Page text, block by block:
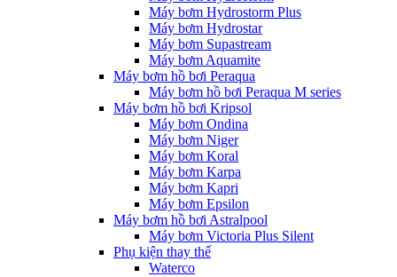
Máy bơm Hydrostorm Plus
Máy bơm Hydrostar
Máy bơm Supastream
Máy bơm Aquamite
Máy bơm hồ bơi Peraqua
Máy bơm hồ bơi Peraqua M series
Máy bơm hồ bơi Kripsol
Máy bơm Ondina
Máy bơm Niger
Máy bơm Koral
Máy bơm Karpa
Máy bơm Kapri
Máy bơm Epsilon
Máy bơm hồ bơi Astralpool
Máy bơm Victoria Plus Silent
Phụ kiện thay thế
Waterco